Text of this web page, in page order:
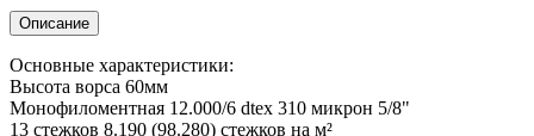
Описание
Основные характеристики:
Высота ворса 60мм
Монофиломентная 12.000/6 dtex 310 микрон 5/8"
13 стежков 8.190 (98.280) стежков на м²